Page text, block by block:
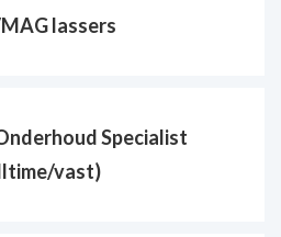
lassers
Specialist
vast)